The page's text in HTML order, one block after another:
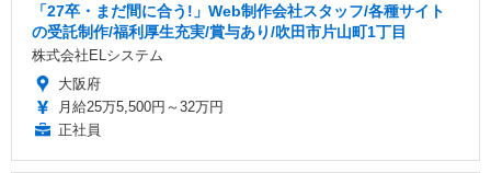
「27卒・まだ間に合う!」Web制作会社スタッフ/各種サイト
の受託制作/福利厚生充実/賞与あり/吹田市片山町1丁目
株式会社ELシステム
大阪府
月給25万5,500円～32万円
正社員